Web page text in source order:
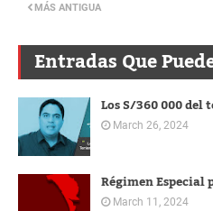
MÁS ANTIGUA
Entradas Que
Los S/360 000
March 26, 2024
Régimen Especial
March 11, 2024